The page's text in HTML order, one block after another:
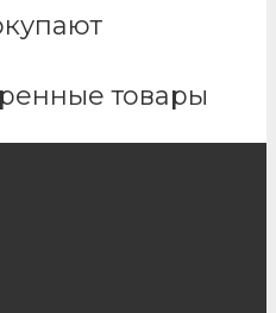
товары